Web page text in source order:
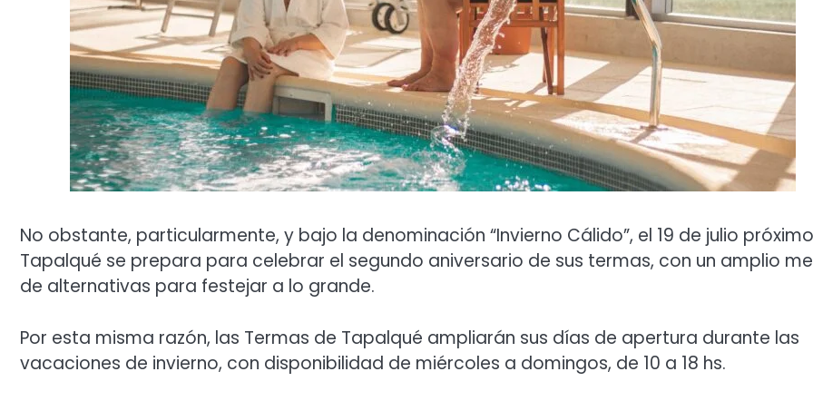
No obstante, particularmente, y bajo la denominación “Invierno Cálido”, el 19 de julio próximo
Tapalqué se prepara para celebrar el segundo aniversario de sus termas, con un amplio
de alternativas para festejar a lo grande.
Por esta misma razón, las Termas de Tapalqué ampliarán sus días de apertura durante las
vacaciones de invierno, con disponibilidad de miércoles a domingos, de 10 a 18 hs.